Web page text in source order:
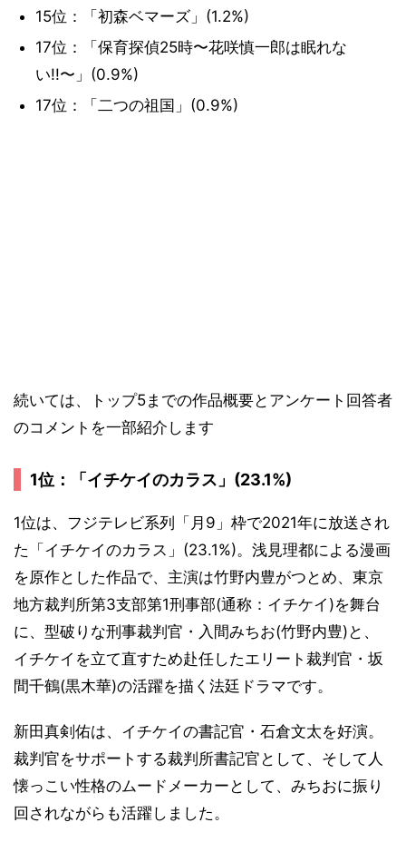
15位：「初森ベマーズ」(1.2%)
17位：「保育探偵25時〜花咲慎一郎は眠れな
い!!〜」(0.9%)
17位：「二つの祖国」(0.9%)
続いては、トップ5までの作品概要とアンケート回答者
のコメントを一部紹介します
1位：「イチケイのカラス」(23.1%)
1位は、フジテレビ系列「月9」枠で2021年に放送され
た「イチケイのカラス」(23.1%)。浅見理都による漫画
を原作とした作品で、主演は竹野内豊がつとめ、東京
地方裁判所第3支部第1刑事部(通称：イチケイ)を舞台
に、型破りな刑事裁判官・入間みちお(竹野内豊)と、
イチケイを立て直すため赴任したエリート裁判官・坂
間千鶴(黒木華)の活躍を描く法廷ドラマです。
新田真剣佑は、イチケイの書記官・石倉文太を好演。
裁判官をサポートする裁判所書記官として、そして人
懐っこい性格のムードメーカーとして、みちおに振り
回されながらも活躍しました。